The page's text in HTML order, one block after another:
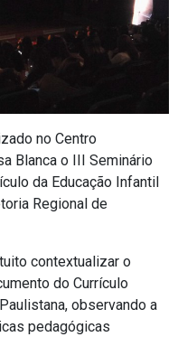
no Centro
Blanca o III Seminário
da Educação Infantil
Regional de
contextualizar o
do Currículo
observando a
pedagógicas